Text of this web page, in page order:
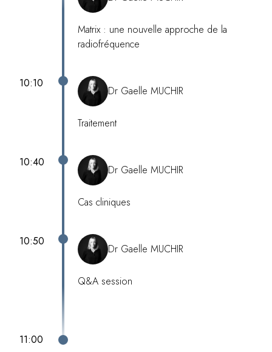
Matrix : une nouvelle approche de la
radiofréquence
10:10
Dr Gaelle MUCHIR
Traitement
10:40
Dr Gaelle MUCHIR
Cas cliniques
10:50
Dr Gaelle MUCHIR
Q&A session
11:00